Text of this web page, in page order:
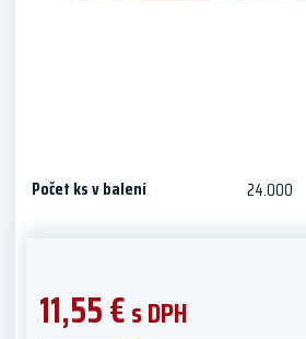
Počet ks v balení 24.000
11,55€s DPH